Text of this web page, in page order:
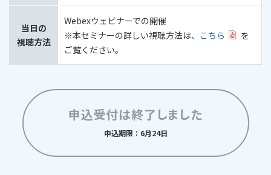
当日の
視聴方法
Webexウェビナーでの開催
※本セミナーの詳しい視聴方法は、 こちら
を
ご覧ください。
申込受付は終了しました
申込期限：6月24日